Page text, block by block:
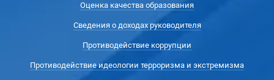
Оценка качества образования
Сведения о доходах руководителя
Противодействие коррупции
Противодействие идеологии терроризма и экстремизма